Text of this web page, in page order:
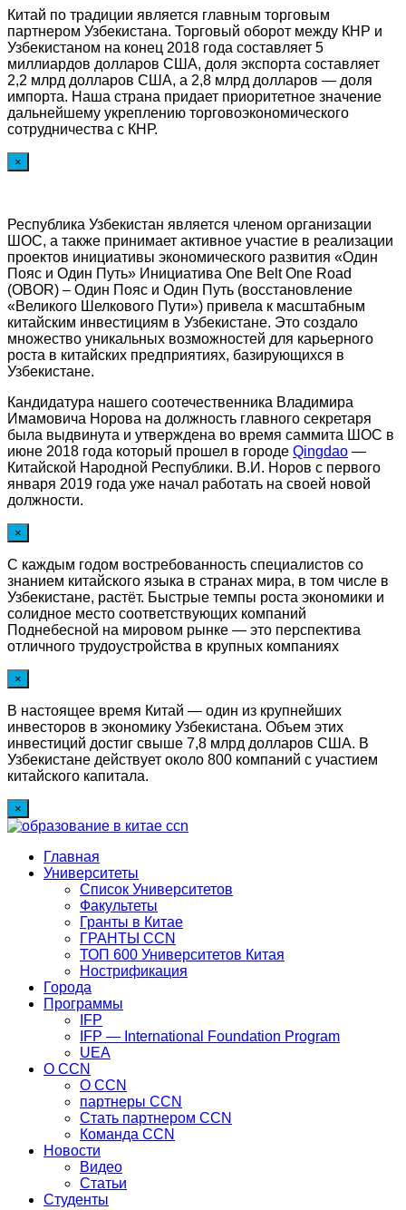
Китай по традиции является главным торговым
партнером Узбекистана. Торговый оборот между КНР и
Узбекистаном на конец 2018 года составляет 5
миллиардов долларов США, доля экспорта составляет
2,2 млрд долларов США, а 2,8 млрд долларов — доля
импорта. Наша страна придает приоритетное значение
дальнейшему укреплению торговоэкономического
сотрудничества с КНР.
×
Республика Узбекистан является членом организации
ШОС, а также принимает активное участие в реализации
проектов инициативы экономического развития «Один
Пояс и Один Путь» Инициатива One Belt One Road
(OBOR) – Один Пояс и Один Путь (восстановление
«Великого Шелкового Пути») привела к масштабным
китайским инвестициям в Узбекистане. Это создало
множество уникальных возможностей для карьерного
роста в китайских предприятиях, базирующихся в
Узбекистане.
Кандидатура нашего соотечественника Владимира
Имамовича Норова на должность главного секретаря
была выдвинута и утверждена во время саммита ШОС в
июне 2018 года который прошел в городе Qingdao —
Китайской Народной Республики. В.И. Норов с первого
января 2019 года уже начал работать на своей новой
должности.
×
С каждым годом востребованность специалистов со
знанием китайского языка в странах мира, в том числе в
Узбекистане, растёт. Быстрые темпы роста экономики и
солидное место соответствующих компаний
Поднебесной на мировом рынке — это перспектива
отличного трудоустройства в крупных компаниях
×
В настоящее время Китай — один из крупнейших
инвесторов в экономику Узбекистана. Объем этих
инвестиций достиг свыше 7,8 млрд долларов США. В
Узбекистане действует около 800 компаний с участием
китайского капитала.
×
Главная
Университеты
Список Университетов
Факультеты
Гранты в Китае
ГРАНТЫ ССN
ТОП 600 Университетов Китая
Нострификация
Города
Программы
IFP
IFP — International Foundation Program
UEA
О CCN
О CCN
партнеры ССN
Стать партнером CCN
Команда ССN
Новости
Видео
Статьи
Студенты